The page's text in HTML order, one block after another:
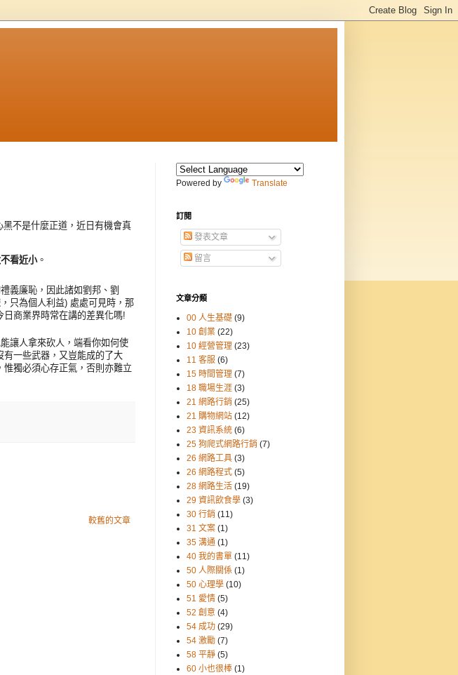
不是什麼正道，近日有機會真
看近小。
義廉恥，因此諸如劉邦、劉
只為個人利益) 處處可見時，那
商業界時常在講的差異化嗎!
讓人拿來砍人，端看你如何使
有一些武器，又豈能成的了大
獨必須心存正氣，否則亦難立
較舊的文章
Powered by Translate
訂閱
發表文章
留言
文章分類
00 人生基礎 (9)
10 創業 (22)
10 經營管理 (23)
11 客服 (6)
15 時間管理 (7)
18 職場生涯 (3)
21 網路行銷 (25)
21 購物網站 (12)
23 資訊系統 (6)
25 狗爬式網路行銷 (7)
26 網路工具 (3)
26 網路程式 (5)
28 網路生活 (19)
29 資訊飲食學 (3)
30 行銷 (11)
31 文案 (1)
35 溝通 (1)
40 我的書單 (11)
50 人際關係 (1)
50 心理學 (10)
51 愛情 (5)
52 創意 (4)
54 成功 (29)
54 激勵 (7)
58 平靜 (5)
60 小也很棒 (1)